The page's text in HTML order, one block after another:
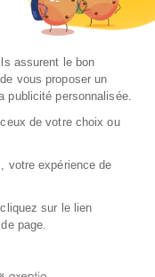


: SFI
assurent le bon
vous proposer un
publicité personnalisée.
de votre choix ou
votre expérience de
sur le lien
page.